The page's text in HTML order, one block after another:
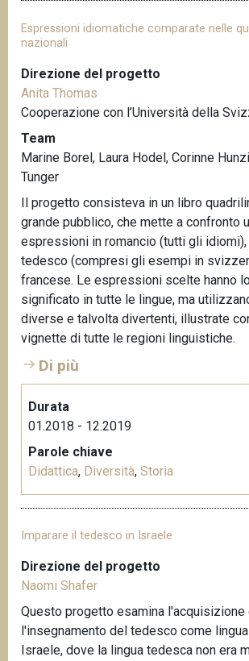
Espressioni idiomatiche comparate nelle
nazionali
Direzione del progetto
Anita Thomas
Cooperazione con l’Università della
Team
Marine Borel, Laura Hodel, Corinne
Tunger
Il progetto consisteva in un libro
grande pubblico, che mette a confronto
espressioni in romancio (tutti gli idiomi),
tedesco (compresi gli esempi in
francese. Le espressioni scelte hanno
significato in tutte le lingue, ma
diverse e talvolta divertenti, illustrate
vignette di tutte le regioni linguistiche.
Di più
Durata
01.2018 - 12.2019
Parole chiave
Didattica, Diversità, Storia
Imparare il tedesco in Israele
Direzione del progetto
Naomi Shafer
Questo progetto esamina l'acquisizione
l'insegnamento del tedesco come
Israele, dove la lingua tedesca non era